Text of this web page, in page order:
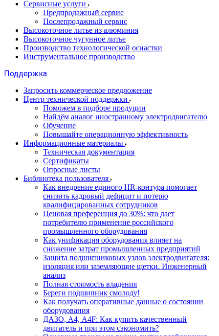
Сервисные услуги
Предпродажный сервис
Послепродажный сервис
Высокоточное литье из алюминия
Высокоточное чугунное литье
Производство технологической оснастки
Инструментальное производство
Поддержка
Запросить коммерческое предложение
Центр технической поддержки
Поможем в подборе продуции
Найдём аналог иностранному электродвигателю
Обучение
Повышайте операционную эффективность
Информационные материалы
Техническая документация
Сертификаты
Опросные листы
Библиотека пользователя
Как внедрение единого HR-контура помогает
снизить кадровый дефицит и потерю
квалифицированных сотрудников
Ценовая преференция до 30%: что дает
потребителю применение российского
промышленного оборудования
Как унификация оборудования влияет на
снижение затрат промышленных предприятий
Защита подшипниковых узлов электродвигателя:
изоляция или заземляющие щетки. Инженерный
анализ
Полная стоимость владения
Береги подшипник смолоду!
Как получать оперативные данные о состоянии
оборудования
ДАЗО, А4, А4F: Как купить качественный
двигатель и при этом сэкономить?